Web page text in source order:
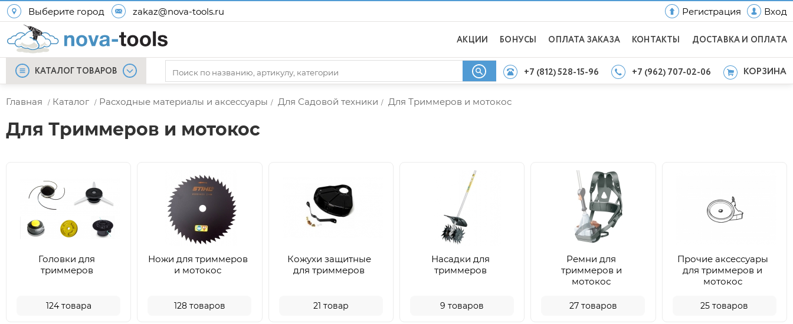
Выберите город zakaz@nova-tools.ru Регистрация Вход
АКЦИИ БОНУСЫ ОПЛАТА ЗАКАЗА КОНТАКТЫ ДОСТАВКА И ОПЛАТА
КАТАЛОГ ТОВАРОВ +7 (812) 528-15-96 +7 (962) 707-02-06 КОРЗИНА
Главная / Каталог / Расходные материалы и аксессуары / Для Садовой техники / Для Триммеров и мотокос
Для Триммеров и мотокос
Головки для
триммеров
124 товара
Ножи для триммеров
и мотокос
128 товаров
Кожухи защитные
для триммеров
21 товар
Насадки для
триммеров
9товаров
Ремни для
триммеров и
мотокос
27 товаров
Прочие аксессуары
для триммеров и
мотокос
25товаров